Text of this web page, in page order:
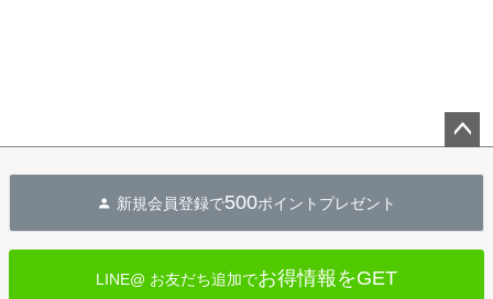
へ
新規会員登録で500ポイントプレゼント
LINE@ お友だち追加でお得情報をGET